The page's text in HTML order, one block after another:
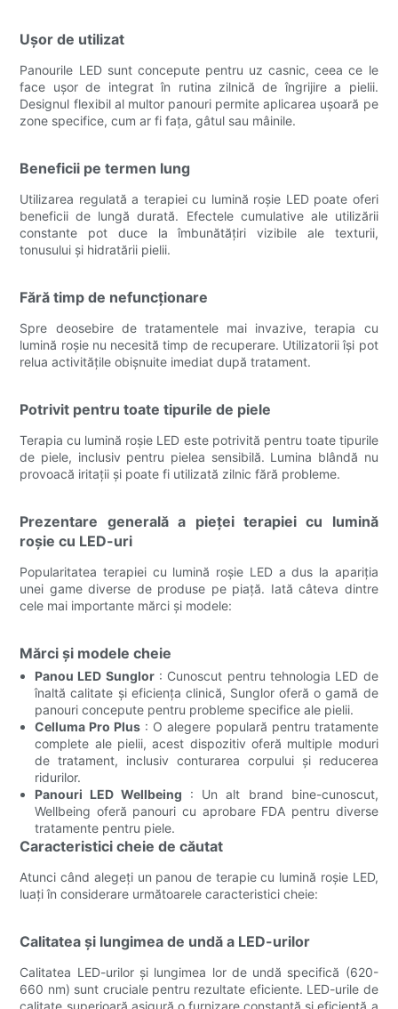
Ușor de utilizat
Panourile LED sunt concepute pentru uz casnic, ceea ce le
face ușor de integrat în rutina zilnică de îngrijire a pielii.
Designul flexibil al multor panouri permite aplicarea ușoară pe
zone specifice, cum ar fi fața, gâtul sau mâinile.
Beneficii pe termen lung
Utilizarea regulată a terapiei cu lumină roșie LED poate oferi
beneficii de lungă durată. Efectele cumulative ale utilizării
constante pot duce la îmbunătățiri vizibile ale texturii,
tonusului și hidratării pielii.
Fără timp de nefuncționare
Spre deosebire de tratamentele mai invazive, terapia cu
lumină roșie nu necesită timp de recuperare. Utilizatorii își pot
relua activitățile obișnuite imediat după tratament.
Potrivit pentru toate tipurile de piele
Terapia cu lumină roșie LED este potrivită pentru toate tipurile
de piele, inclusiv pentru pielea sensibilă. Lumina blândă nu
provoacă iritații și poate fi utilizată zilnic fără probleme.
Prezentare generală a pieței terapiei cu lumină
roșie cu LED-uri
Popularitatea terapiei cu lumină roșie LED a dus la apariția
unei game diverse de produse pe piață. Iată câteva dintre
cele mai importante mărci și modele:
Mărci și modele cheie
Panou LED Sunglor: Cunoscut pentru tehnologia LED de
înaltă calitate și eficiența clinică, Sunglor oferă o gamă de
panouri concepute pentru probleme specifice ale pielii.
Celluma Pro Plus : O alegere populară pentru tratamente
complete ale pielii, acest dispozitiv oferă multiple moduri
de tratament, inclusiv conturarea corpului și reducerea
ridurilor.
Panouri LED Wellbeing : Un alt brand bine-cunoscut,
Wellbeing oferă panouri cu aprobare FDA pentru diverse
tratamente pentru piele.
Caracteristici cheie de căutat
Atunci când alegeți un panou de terapie cu lumină roșie LED,
luați în considerare următoarele caracteristici cheie:
Calitatea și lungimea de undă a LED-urilor
Calitatea LED-urilor și lungimea lor de undă specifică (620-
660 nm) sunt cruciale pentru rezultate eficiente. LED-urile de
calitate superioară asigură o furnizare constantă și eficientă a